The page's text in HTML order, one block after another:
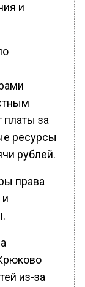
и
за
ресурсы
рублей.
права
из-за